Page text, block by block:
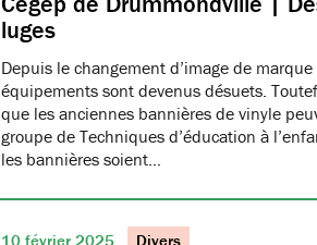
luges
Depuis le changement d’image de
équipements sont devenus désuets.
que les anciennes bannières de vinyle
groupe de Techniques d’éducation à
les bannières soient…
10 février 2025 Divers